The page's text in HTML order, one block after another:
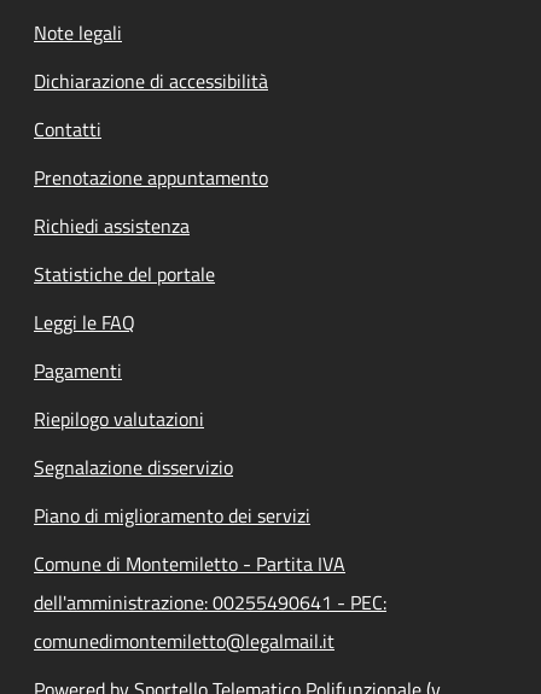
Note legali
Dichiarazione di accessibilità
Contatti
Prenotazione appuntamento
Richiedi assistenza
Statistiche del portale
Leggi le FAQ
Pagamenti
Riepilogo valutazioni
Segnalazione disservizio
Piano di miglioramento dei servizi
Comune di Montemiletto - Partita IVA
dell'amministrazione: 00255490641 - PEC:
comunedimontemiletto@legalmail.it